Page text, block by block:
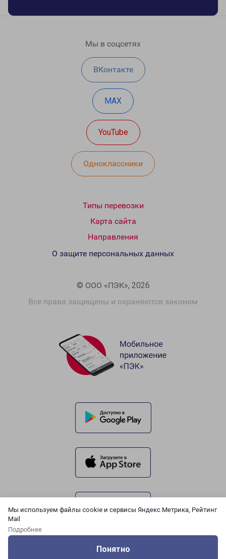
Мы используем файлы cookie и сервисы Яндекс.Метрика, Рейтинг
Mail
Подробнее
Понятно
Мы в соцсетях
ВКонтакте
MAX
YouTube
Одноклассники
Типы перевозки
Карта сайта
Направления
© ООО «ПЭК», 2026
Все права защищены и охраняются законом
О защите персональных данных